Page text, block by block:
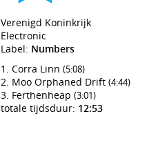
Verenigd Koninkrijk
Electronic
Label: Numbers
Corra Linn (5:08)
Moo Orphaned Drift (4:44)
Ferthenheap (3:01)
totale tijdsduur: 12:53